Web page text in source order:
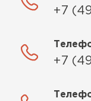
+7
+7